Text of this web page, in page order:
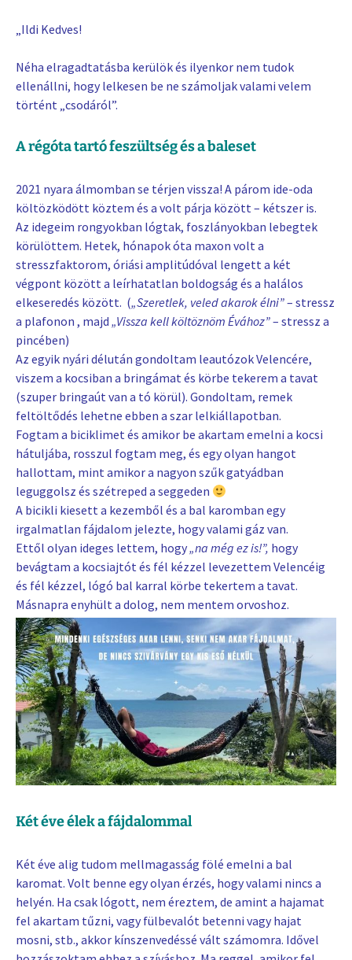
„Ildi Kedves!
Néha elragadtatásba kerülök és ilyenkor nem tudok
ellenállni, hogy lelkesen be ne számoljak valami velem
történt „csodáról”.
A régóta tartó feszültség és a baleset
2021 nyara álmomban se térjen vissza! A párom ide-oda
költözködött köztem és a volt párja között – kétszer is.
Az idegeim rongyokban lógtak, foszlányokban lebegtek
körülöttem. Hetek, hónapok óta maxon volt a
stresszfaktorom, óriási amplitúdóval lengett a két
végpont között a leírhatatlan boldogság és a halálos
elkeseredés között. („Szeretlek, veled akarok élni”– stressz
a plafonon , majd „Vissza kell költöznöm Évához”– stressz a
pincében)
Az egyik nyári délután gondoltam leautózok Velencére,
viszem a kocsiban a bringámat és körbe tekerem a tavat
(szuper bringaút van a tó körül). Gondoltam, remek
feltöltődés lehetne ebben a szar lelkiállapotban.
Fogtam a biciklimet és amikor be akartam emelni a kocsi
hátuljába, rosszul fogtam meg, és egy olyan hangot
hallottam, mint amikor a nagyon szűk gatyádban
leguggolsz és szétreped a seggeden
A bicikli kiesett a kezemből és a bal karomban egy
irgalmatlan fájdalom jelezte, hogy valami gáz van.
Ettől olyan ideges lettem, hogy„na még ez is!”, hogy
bevágtam a kocsiajtót és fél kézzel levezettem Velencéig
és fél kézzel, lógó bal karral körbe tekertem a tavat.
Másnapra enyhült a dolog, nem mentem orvoshoz.
Két éve élek a fájdalommal
Két éve alig tudom mellmagasság fölé emelni a bal
karomat. Volt benne egy olyan érzés, hogy valami nincs a
helyén. Ha csak lógott, nem éreztem, de amint a hajamat
fel akartam tűzni, vagy fülbevalót betenni vagy hajat
mosni, stb., akkor kínszenvedéssé vált számomra. Idővel